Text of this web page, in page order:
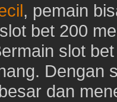
, pemain
bet 200
slot
Dengan
dan